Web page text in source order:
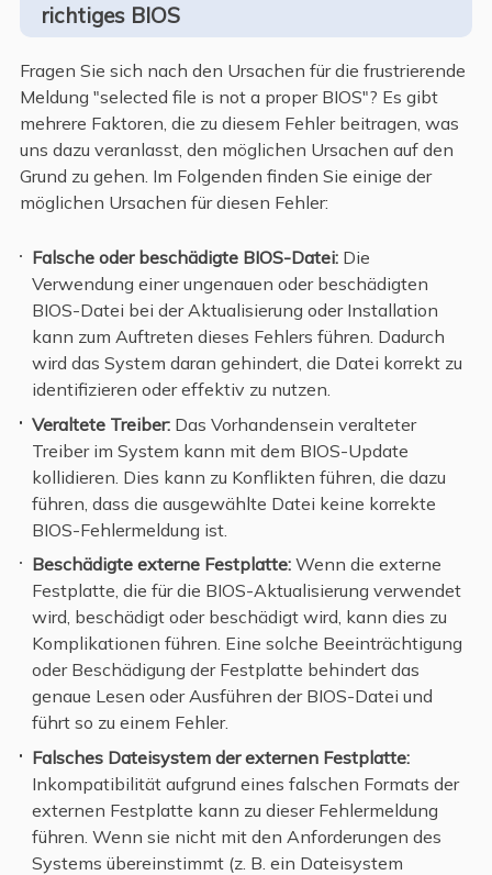
richtiges BIOS
Fragen Sie sich nach den Ursachen für die frustrierende
Meldung "selected file is not a proper BIOS"? Es gibt
mehrere Faktoren, die zu diesem Fehler beitragen, was
uns dazu veranlasst, den möglichen Ursachen auf den
Grund zu gehen. Im Folgenden finden Sie einige der
möglichen Ursachen für diesen Fehler:
Falsche oder beschädigte BIOS-Datei: Die
Verwendung einer ungenauen oder beschädigten
BIOS-Datei bei der Aktualisierung oder Installation
kann zum Auftreten dieses Fehlers führen. Dadurch
wird das System daran gehindert, die Datei korrekt zu
identifizieren oder effektiv zu nutzen.
Veraltete Treiber: Das Vorhandensein veralteter
Treiber im System kann mit dem BIOS-Update
kollidieren. Dies kann zu Konflikten führen, die dazu
führen, dass die ausgewählte Datei keine korrekte
BIOS-Fehlermeldung ist.
Beschädigte externe Festplatte:Wenn die externe
Festplatte, die für die BIOS-Aktualisierung verwendet
wird, beschädigt oder beschädigt wird, kann dies zu
Komplikationen führen. Eine solche Beeinträchtigung
oder Beschädigung der Festplatte behindert das
genaue Lesen oder Ausführen der BIOS-Datei und
führt so zu einem Fehler.
Falsches Dateisystem der externen Festplatte:
Inkompatibilität aufgrund eines falschen Formats der
externen Festplatte kann zu dieser Fehlermeldung
führen. Wenn sie nicht mit den Anforderungen des
Systems übereinstimmt (z. B. ein Dateisystem